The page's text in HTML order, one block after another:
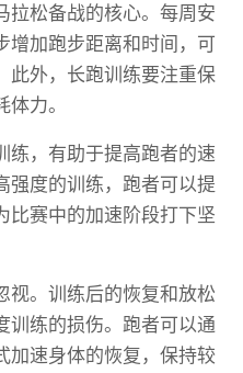
拉松备战的核心。每周安
增加跑步距离和时间，可
此外，长跑训练要注重保
力。
练，有助于提高跑者的速
强度的训练，跑者可以提
比赛中的加速阶段打下坚
视。训练后的恢复和放松
训练的损伤。跑者可以通
加速身体的恢复，保持较